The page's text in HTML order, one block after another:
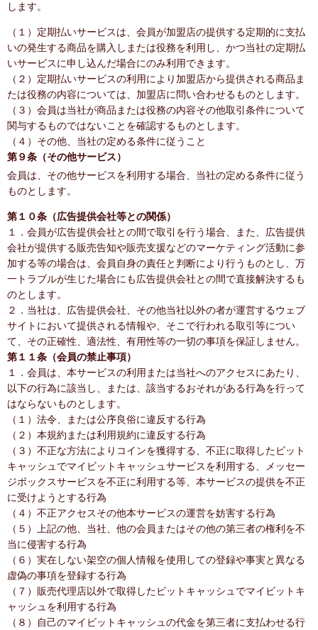
します。
（１）定期払いサービスは、会員が加盟店の提供する定期的に支払
いの発生する商品を購入しまたは役務を利用し、かつ当社の定期払
いサービスに申し込んだ場合にのみ利用できます。
（２）定期払いサービスの利用により加盟店から提供される商品ま
たは役務の内容については、加盟店に問い合わせるものとします。
（３）会員は当社が商品または役務の内容その他取引条件について
関与するものではないことを確認するものとします。
（４）その他、当社の定める条件に従うこと
第９条（その他サービス）
会員は、その他サービスを利用する場合、当社の定める条件に従う
ものとします。
第１０条（広告提供会社等との関係）
１．会員が広告提供会社との間で取引を行う場合、また、広告提供
会社が提供する販売告知や販売支援などのマーケティング活動に参
加する等の場合は、会員自身の責任と判断により行うものとし、万
一トラブルが生じた場合にも広告提供会社との間で直接解決するも
のとします。
２．当社は、広告提供会社、その他当社以外の者が運営するウェブ
サイトにおいて提供される情報や、そこで行われる取引等につい
て、その正確性、適法性、有用性等の一切の事項を保証しません。
第１１条（会員の禁止事項）
１．会員は、本サービスの利用または当社へのアクセスにあたり、
以下の行為に該当し、または、該当するおそれがある行為を行って
はならないものとします。
（１）法令、または公序良俗に違反する行為
（２）本規約または利用規約に違反する行為
（３）不正な方法によりコインを獲得する、不正に取得したビット
キャッシュでマイビットキャッシュサービスを利用する、メッセー
ジボックスサービスを不正に利用する等、本サービスの提供を不正
に受けようとする行為
（４）不正アクセスその他本サービスの運営を妨害する行為
（５）上記の他、当社、他の会員またはその他の第三者の権利を不
当に侵害する行為
（６）実在しない架空の個人情報を使用しての登録や事実と異なる
虚偽の事項を登録する行為
（７）販売代理店以外で取得したビットキャッシュでマイビットキ
ャッシュを利用する行為
（８）自己のマイビットキャッシュの代金を第三者に支払わせる行